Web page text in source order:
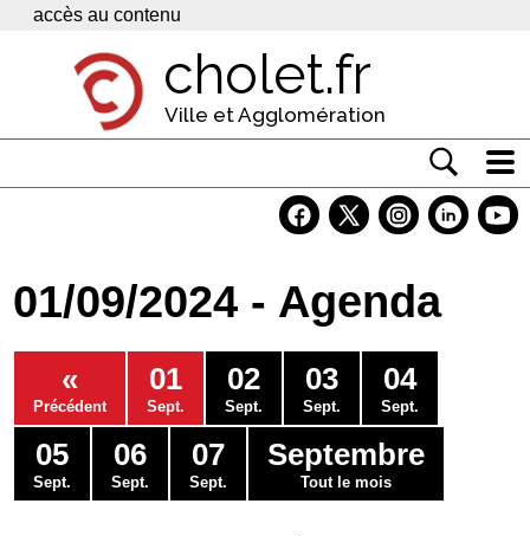
Panneau de gestion des cookies
accès au contenu
cholet.fr
Ville et Agglomération
Economie
Services
Contacts
01/09/2024 - Agenda
«
Précédent
01
Sept.
02
Sept.
03
Sept.
04
Sept.
05
Sept.
06
Sept.
07
Sept.
Septembre
Tout le mois